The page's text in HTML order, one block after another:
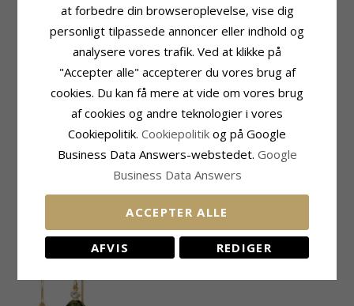
Ofelia
Øreringe: Øreringe
Ædelmetal:Forgyldt Sølv
Overflade:Mat
Slibning:Facetsleben
Farve:
Sten: Krystal
Antal: 2
Slibning:Facetsleben
Farve:Hvid
Størrelse
26,0 mm
Bredde:10,0 mm
Leveringstid
2-3 Hverdage
NYLIGT VISTE PRODUKTER
at forbedre din browseroplevelse, vise dig
personligt tilpassede annoncer eller indhold og
analysere vores trafik. Ved at klikke på
"Accepter alle" accepterer du vores brug af
cookies. Du kan få mere at vide om vores brug
af cookies og andre teknologier i vores
Cookiepolitik. Cookiepolitik og på Google
Business Data Answers-webstedet. Google
Business Data Answers
ACCEPTER ALLE
AFVIS REDIGER